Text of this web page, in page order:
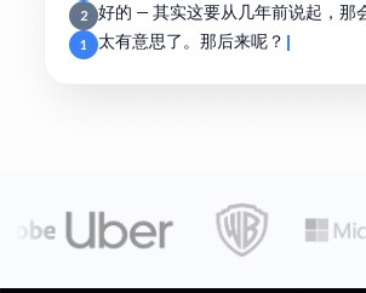
2 好的 — 其实这要从几年前说起，那
1 太有意思了。那后来呢？